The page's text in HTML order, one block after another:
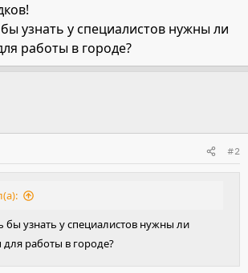
узнать у специалистов нужны ли
работы в городе?
#2
бы узнать у специалистов нужны ли
работы в городе?